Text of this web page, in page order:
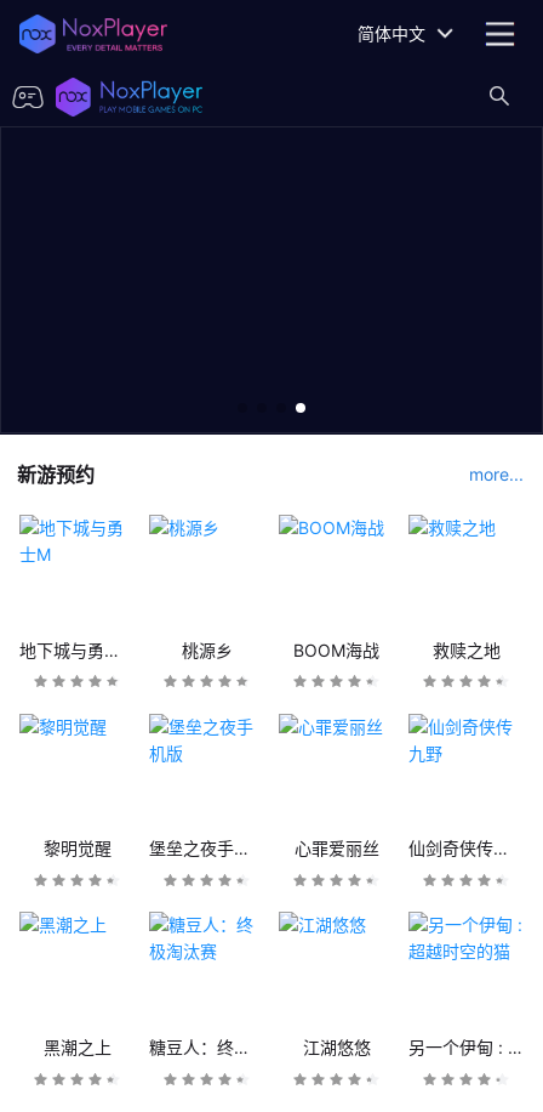
简体中文
新游预约 more...
地下城与勇士M 桃源乡 BOOM海战 救赎之地
黎明觉醒 堡垒之夜手机版 心罪爱丽丝 仙剑奇侠传九野
黑潮之上 糖豆人：终极淘汰赛 江湖悠悠 另一个伊甸 : 超越时空的猫